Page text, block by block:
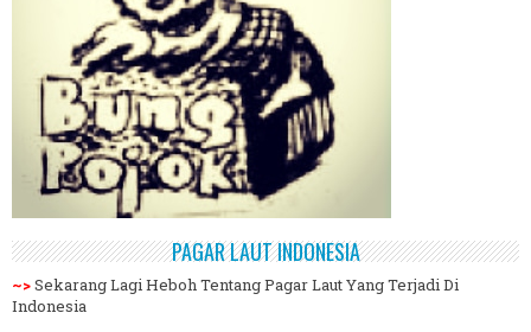
PAGAR LAUT INDONESIA
~>Sekarang Lagi Heboh Tentang Pagar Laut Yang Terjadi Di
Indonesia